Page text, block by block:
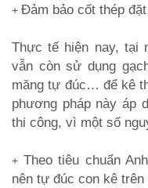
+ Đảm bảo cốt thép
Thực tế hiện nay, tại
vẫn còn sử dụng
măng tự đúc… để kê
phương pháp này áp
thi công, vì một số
+ Theo tiêu chuẩn
nên tự đúc con kê